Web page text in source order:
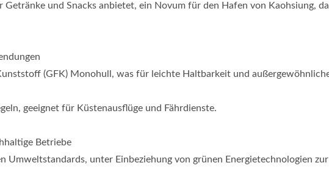
und Snacks anbietet, ein Novum für den Hafen von Kaohsiung,
(GFK) Monohull, was für leichte Haltbarkeit und
geeignet für Küstenausflüge und Fährdienste.
Betriebe
unter Einbeziehung von grünen Energietechnologien zur
48 Fuß Hochsee-
Thunfisch-Langliner-